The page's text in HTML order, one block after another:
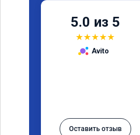
5.0 из 5
★★★★★
Avito
Оставить отзыв